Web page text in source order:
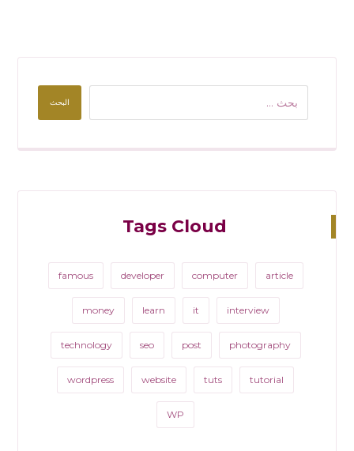
البحث
Tags Cloud
article
computer
developer
famous
interview
it
learn
money
photography
post
seo
technology
tutorial
tuts
website
wordpress
WP